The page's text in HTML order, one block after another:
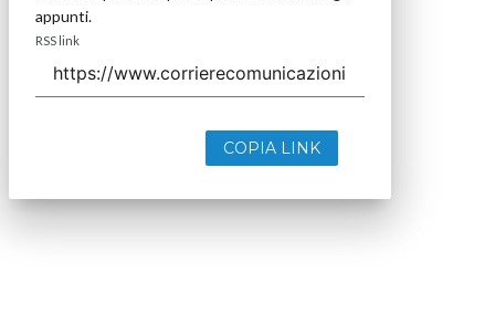
appunti.
RSS link
COPIA LINK